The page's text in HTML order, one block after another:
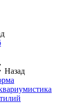
Назад